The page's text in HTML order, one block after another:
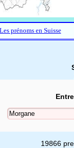
Les prénoms en Suisse
19866